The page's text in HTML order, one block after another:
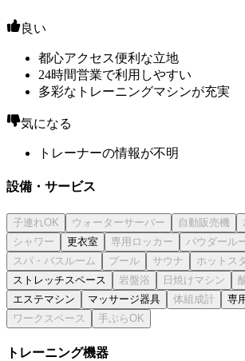
良い
都心アクセス便利な立地
24時間営業で利用しやすい
多彩なトレーニングマシンが充実
気になる
トレーナーの情報が不明
設備・サービス
更衣室
ストレッチスペース
エステマシン
マッサージ器具 専
トレーニング機器